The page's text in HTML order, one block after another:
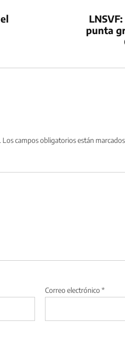
punta
Los campos obligatorios están
Correo electrónico *